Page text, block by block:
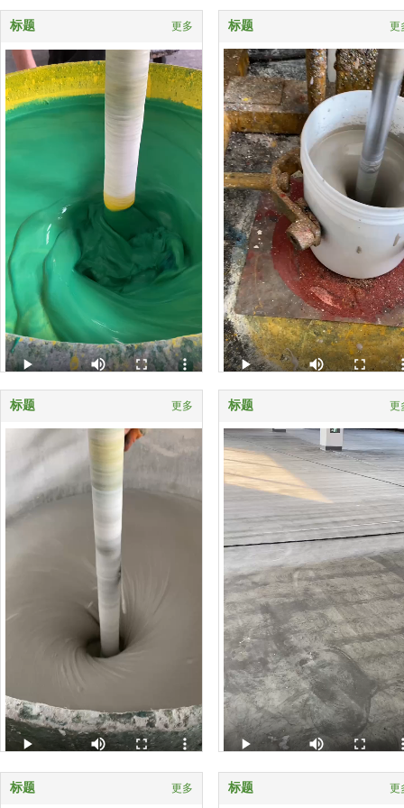
标题 更多 标题 更
标题 更多 标题 更
标题 更多 标题 更